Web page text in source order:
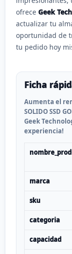
ofrece Geek
actualizar tu
oportunidad de
tu pedido hoy
Ficha
Aumenta el
SOLIDO SSD
Geek
experiencia!
marca
sku
categoria
capacidad